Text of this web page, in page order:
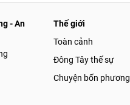
- An
Thế giới
Toàn cảnh
Đông Tây thế sự
Chuyện bốn phương